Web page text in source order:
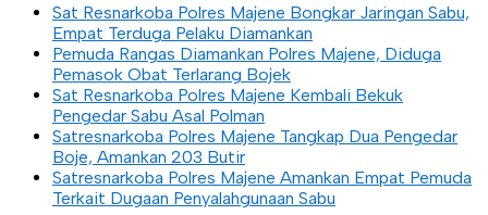
Sat Resnarkoba Polres Majene Bongkar Jaringan Sabu,
Empat Terduga Pelaku Diamankan
Pemuda Rangas Diamankan Polres Majene, Diduga
Pemasok Obat Terlarang Bojek
Sat Resnarkoba Polres Majene Kembali Bekuk
Pengedar Sabu Asal Polman
Satresnarkoba Polres Majene Tangkap Dua Pengedar
Boje, Amankan 203 Butir
Satresnarkoba Polres Majene Amankan Empat Pemuda
Terkait Dugaan Penyalahgunaan Sabu